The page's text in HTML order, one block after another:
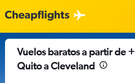
Vuelos baratos a partir de
Quito a Cleveland